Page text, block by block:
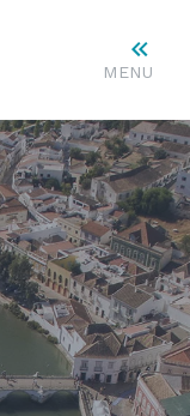
MENU